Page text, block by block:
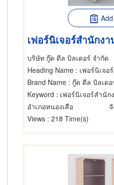
เฟอร์นิเจอร์สำนักงา
บริษัท กู๊ด ดีล บิลเดอร์ จำกัด
Heading Name : เฟอร์นิเจอ
Brand Name : กู๊ด ดีล บิลเดอ
Keyword : เฟอร์นิเจอร์สำนัก
อำเภอหนองเสือ
Views : 218 Time(s)